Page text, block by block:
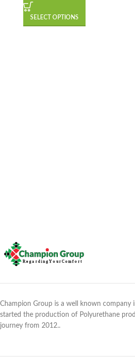
SELECT OPTIONS
Champion Group is a well known company
started the production of Polyurethane
journey from 2012..